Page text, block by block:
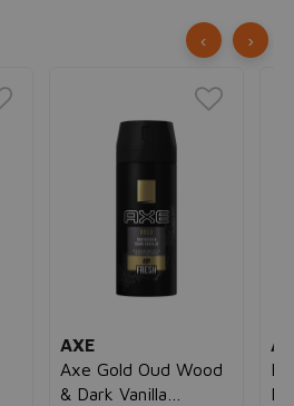
AXE
Axe Gold Oud Wood
& Dark Vanilla
‹ ›